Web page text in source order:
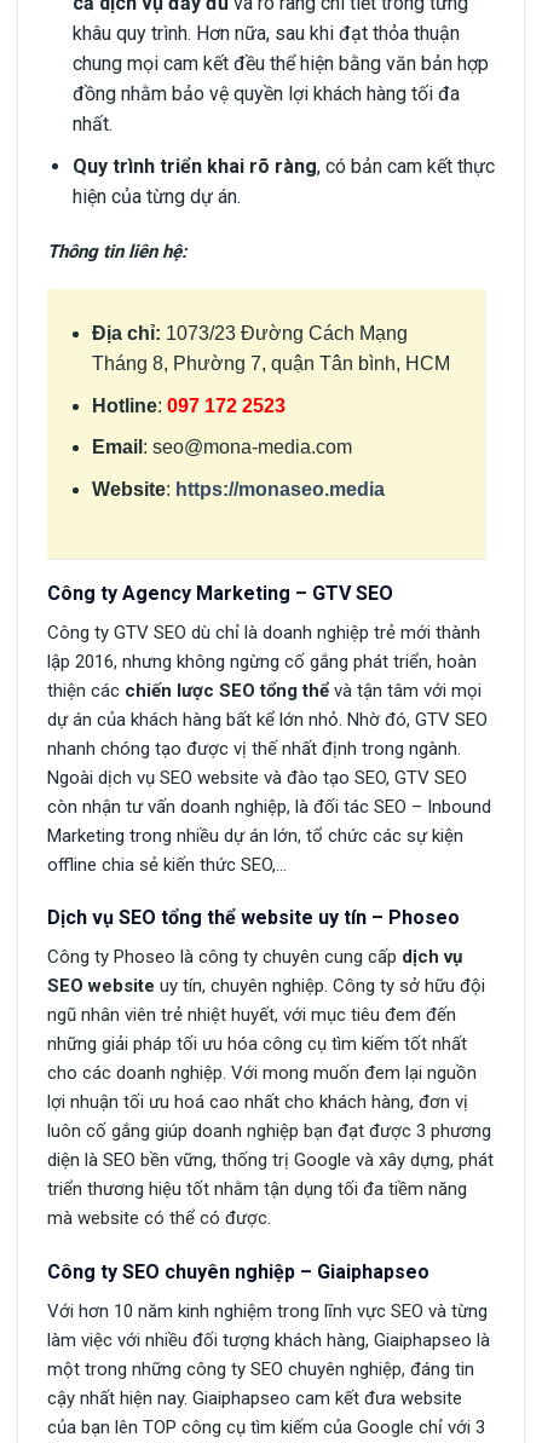
khâu quy trình. Hơn nữa, sau khi đạt thỏa thuận
chung mọi cam kết đều thể hiện bằng văn bản hợp
đồng nhằm bảo vệ quyền lợi khách hàng tối đa
nhất.
Quy trình triển khai rõ ràng, có bản cam kết thực
hiện của từng dự án.
Thông tin liên hệ:
Địa chỉ: 1073/23 Đường Cách Mạng
Tháng 8, Phường 7, quận Tân bình, HCM
Hotline: 097 172 2523
Email : seo@mona-media.com
Website: https://monaseo.media
Công ty Agency Marketing – GTV SEO
Công ty GTV SEO dù chỉ là doanh nghiệp trẻ mới thành
lập 2016, nhưng không ngừng cố gắng phát triển, hoàn
thiện các chiến lược SEO tổng thể và tận tâm với mọi
dự án của khách hàng bất kể lớn nhỏ. Nhờ đó, GTV SEO
nhanh chóng tạo được vị thế nhất định trong ngành.
Ngoài dịch vụ SEO website và đào tạo SEO, GTV SEO
còn nhận tư vấn doanh nghiệp, là đối tác SEO – Inbound
Marketing trong nhiều dự án lớn, tổ chức các sự kiện
offline chia sẻ kiến thức SEO,…
Dịch vụ SEO tổng thể website uy tín – Phoseo
Công ty Phoseo là công ty chuyên cung cấp dịch vụ
SEO website uy tín, chuyên nghiệp. Công ty sở hữu đội
ngũ nhân viên trẻ nhiệt huyết, với mục tiêu đem đến
những giải pháp tối ưu hóa công cụ tìm kiếm tốt nhất
cho các doanh nghiệp. Với mong muốn đem lại nguồn
lợi nhuận tối ưu hoá cao nhất cho khách hàng, đơn vị
luôn cố gắng giúp doanh nghiệp bạn đạt được 3 phương
diện là SEO bền vững, thống trị Google và xây dựng, phát
triển thương hiệu tốt nhằm tận dụng tối đa tiềm năng
mà website có thể có được.
Công ty SEO chuyên nghiệp – Giaiphapseo
Với hơn 10 năm kinh nghiệm trong lĩnh vực SEO và từng
làm việc với nhiều đối tượng khách hàng, Giaiphapseo là
một trong những công ty SEO chuyên nghiệp, đáng tin
cậy nhất hiện nay. Giaiphapseo cam kết đưa website
của bạn lên TOP công cụ tìm kiếm của Google chỉ với 3